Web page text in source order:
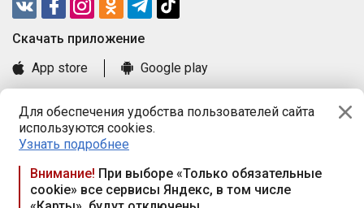
Для обеспечения удобства пользователей сайта
используются cookies.
Узнать подробнее
Внимание! При выборе «Только обязательные
cookie» все сервисы Яндекс, в том числе
Cкачать приложение
App store
Google play
Книга замечаний и предложений
Правила и документы
Praca.by © 2000—2026, ООО «ПРАЦА БАЙ»
Республика Беларусь, 220114, г. Минск, пр-т Независимости
117а, пом. № 9.